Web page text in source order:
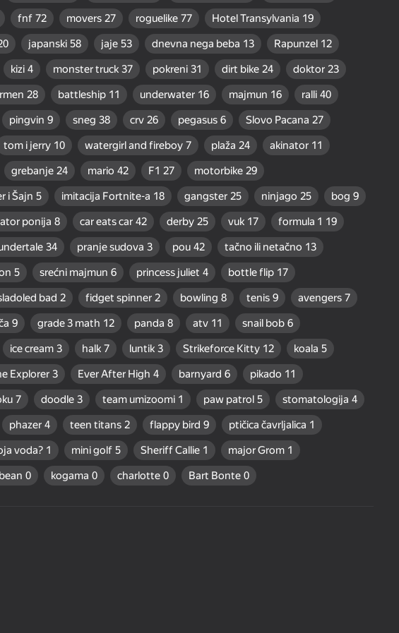
fnf 72 movers 27 roguelike 77 Hotel Transylvania 19
japanski 58 jaje 53 dnevna nega beba 13 Rapunzel 12
kizi 4 monster truck 37 pokreni 31 dirt bike 24 doktor 23
28 battleship 11 underwater 16 majmun 16 ralli 40
pingvin 9 sneg 38 crv 26 pegasus 6 Slovo Pacana 27
tom i jerry 10 watergirl and fireboy 7 plaža 24 akinator 11
grebanje 24 mario 42 F1 27 motorbike 29
i Šajn 5 imitacija Fortnite-a 18 gangster 25 ninjago 25 bog 9
ponija 8 car eats car 42 derby 25 vuk 17 formula 1 19
34 pranje sudova 3 pou 42 tačno ili netačno 13
5 srećni majmun 6 princess juliet 4 bottle flip 17
bad 2 fidget spinner 2 bowling 8 tenis 9 avengers 7
9 grade 3 math 12 panda 8 atv 11 snail bob 6
ice cream 3 halk 7 luntik 3 Strikeforce Kitty 12 koala 5
Explorer 3 Ever After High 4 barnyard 6 pikado 11
7 doodle 3 team umizoomi 1 paw patrol 5 stomatologija 4
phazer 4 teen titans 2 flappy bird 9 ptičica čavrljalica 1
voda? 1 mini golf 5 Sheriff Callie 1 major Grom 1
0 kogama 0 charlotte 0 Bart Bonte 0